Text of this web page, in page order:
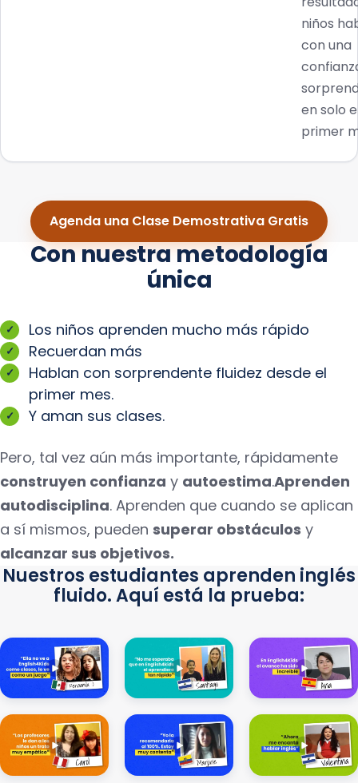
niños
con una
en solo
primer
Agenda una Clase Demostrativa Gratis
Con nuestra metodología
única
Los niños aprenden mucho más rápido
Recuerdan más
Hablan con sorprendente fluidez desde el
primer mes.
Y aman sus clases.
Pero, tal vez aún más importante, rápidamente
construyen confianza y autoestima.Aprenden
autodisciplina. Aprenden que cuando se aplican
a sí mismos, pueden superar obstáculos y
alcanzar sus objetivos.
Nuestros estudiantes aprenden inglés
fluido. Aquí está la prueba: